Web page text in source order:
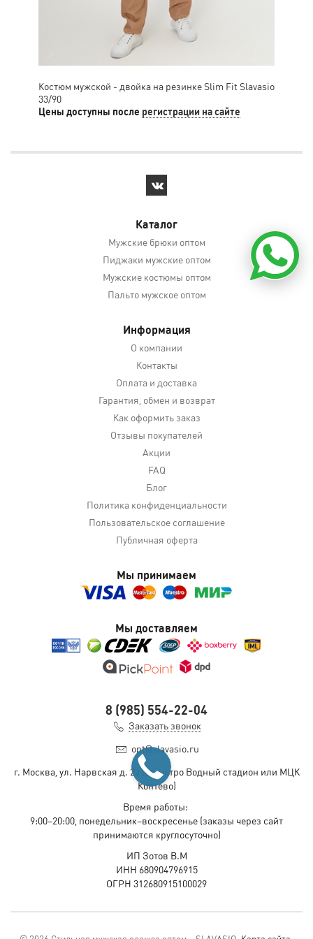
Костюм мужской - двойка на резинке Slim Fit Slavasio
33/90
Цены доступны после регистрации на сайте
Каталог
Мужские брюки оптом
Пиджаки мужские оптом
Мужские костюмы оптом
Пальто мужское оптом
Информация
О компании
Контакты
Оплата и доставка
Гарантия, обмен и возврат
Как оформить заказ
Отзывы покупателей
Акции
FAQ
Блог
Политика конфиденциальности
Пользовательское соглашение
Публичная оферта
Мы принимаем
Мы доставляем
8 (985) 554-22-04
Заказать звонок
opt@slavasio.ru
г. Москва, ул. Нарвская д. 2а (ст. метро Водный стадион или МЦК
Коптево)
Время работы:
9:00–20:00, понедельник–воскресенье (заказы через сайт
принимаются круглосуточно)
ИП Зотов В.М
ИНН 680904796915
ОГРН 312680915100029